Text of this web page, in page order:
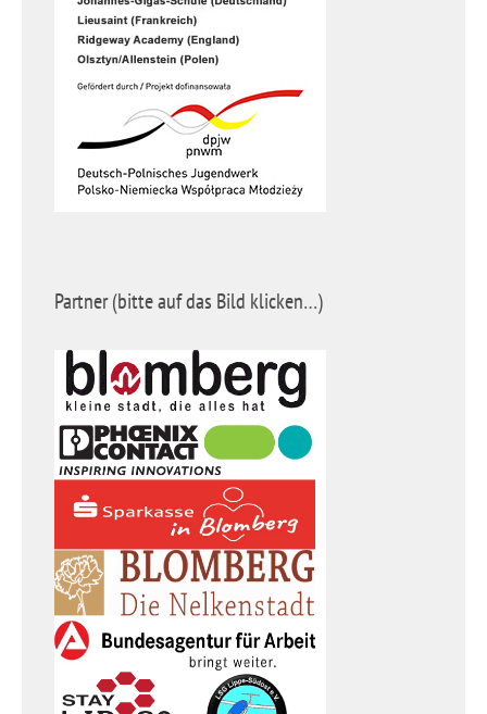
Partner (bitte auf das Bild klicken…)